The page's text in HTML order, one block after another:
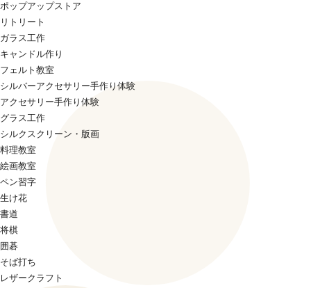
ポップアップストア
リトリート
ガラス工作
キャンドル作り
フェルト教室
シルバーアクセサリー手作り体験
アクセサリー手作り体験
グラス工作
シルクスクリーン・版画
料理教室
絵画教室
ペン習字
生け花
書道
将棋
囲碁
そば打ち
レザークラフト